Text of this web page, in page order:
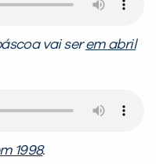
vai serem abril
1998.